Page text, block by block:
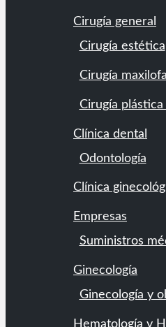
Cirugía general
Cirugía estética
Cirugía
Cirugía
Clínica dental
Odontología
Clínica
Empresas
Suministros
Ginecología
Ginecología y
Hematología y